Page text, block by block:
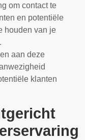
om contact te
en potentiële
houden van je
aan deze
klanten